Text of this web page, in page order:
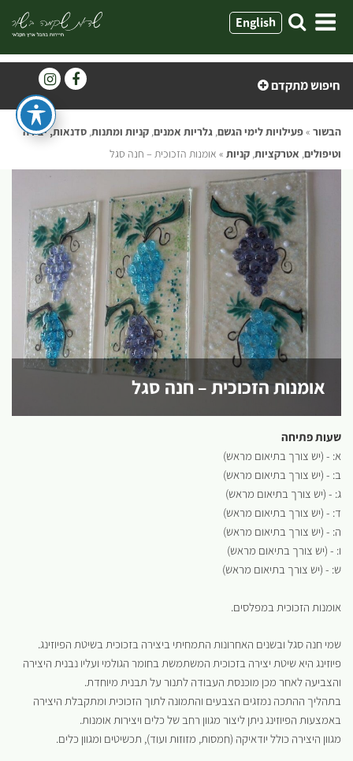
לתוכן
English
חיפוש מתקדם
הבשור »פעילויות לימי הגשם, גלריות אמנים, קניות ומתנות, סדנאות, יצירה
וטיפולים, אטרקציות, קניות » אומנות הזכוכית – חנה סגל
אומנות הזכוכית – חנה סגל
שעות פתיחה
א: - (יש צורך בתיאום מראש)
ב: - (יש צורך בתיאום מראש)
ג: - (יש צורך בתיאום מראש)
ד: - (יש צורך בתיאום מראש)
ה: - (יש צורך בתיאום מראש)
ו: - (יש צורך בתיאום מראש)
ש: - (יש צורך בתיאום מראש)
אומנות הזכוכית במפלסים.
שמי חנה סגל ובשנים האחרונות התמחיתי ביצירה בזכוכית בשיטת הפיוזינג.
פיוזינג היא שיטת יצירה בזכוכית המשתמשת בחומר הגולמי ועליו נבנית היצירה
והצביעה לאחר מכן מוכנסת העבודה לתנור על תבנית מיוחדת.
בתהליך ההתכה נמזגים הצבעים והתמונה לתוך הזכוכית ומתקבלת היצירה
באמצעות הפיוזינג ניתן ליצור מגוון רחב של כלים ויצירות אומנות.
מגוון היצירה כולל יודאיקה (חמסות, מזוזות ועוד), תכשיטים ומגוון כלים.